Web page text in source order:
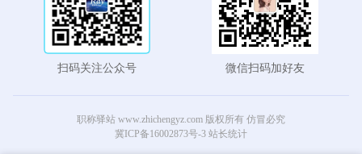
扫码关注公众号 微信扫码加好友
职称驿站 www.zhichengyz.com 版权所有 仿冒必究
冀ICP备16002873号-3 站长统计